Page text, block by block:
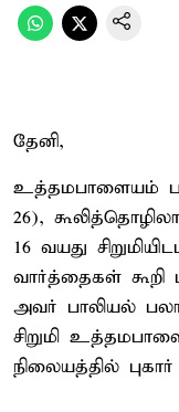
தேனி,
உத்தமபாளையம்
26),
16 வயது
வார்த்தைகள் கூறி
அவர் பாலியல்
சிறுமி
நிலையத்தில்